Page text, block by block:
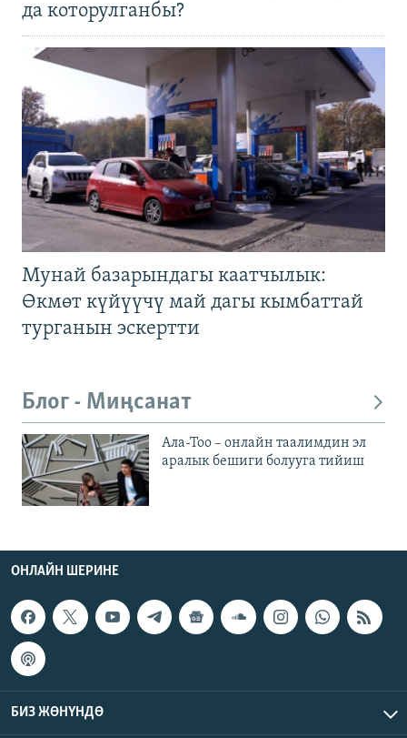
да которулганбы?
Мунай базарындагы каатчылык:
Өкмөт күйүүчү май дагы кымбаттай
турганын эскертти
Блог - Миңсанат
Ала-Тоо – онлайн таалимдин эл
аралык бешиги болууга тийиш
ОНЛАЙН ШЕРИНЕ
БИЗ ЖӨНҮНДӨ